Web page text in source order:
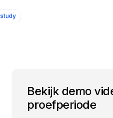
Bekijk demo
proefperiode